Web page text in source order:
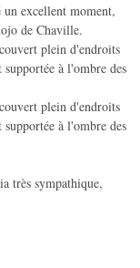
un excellent moment,
de Chaville.
plein d'endroits
à l'ombre des
plein d'endroits
à l'ombre des
très sympathique,